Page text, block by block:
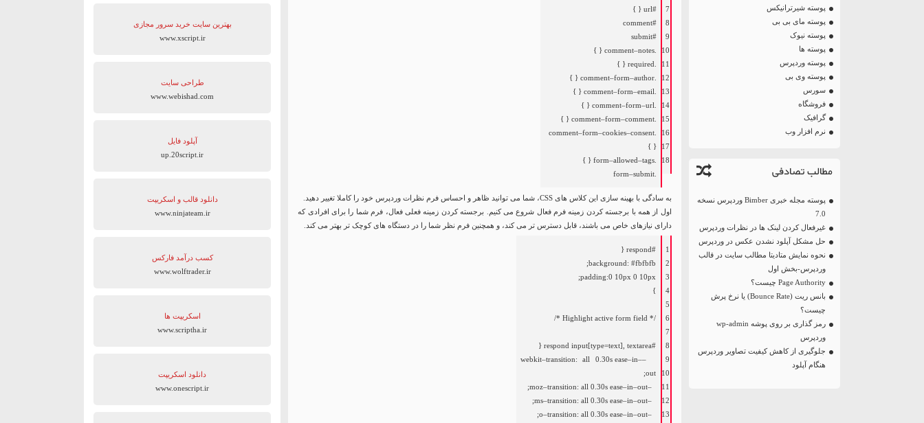
پوسته شیرترانیکس
پوسته مای بی بی
پوسته نیوک
پوسته ها
پوسته وردپرس
پوسته وی بی
سورس
فروشگاه
گرافیک
نرم افزار وب
مطالب تصادفی
پوسته مجله خبری Bimber وردپرس نسخه
7.0
غیرفعال کردن لینک ها در نظرات وردپرس
حل مشکل آپلود نشدن عکس در وردپرس
نحوه نمایش متادیتا مطالب سایت در قالب
وردپرس-بخش اول
Page Authority چیست؟
بانس ریت (Bounce Rate) یا نرخ پرش
چیست؟
رمز گذاری بر روی پوشه wp-admin
وردپرس
جلوگیری از کاهش کیفیت تصاویر وردپرس
هنگام آپلود
7
8
9
10
11
12
13
14
15
16
17
18
#url { }
#comment
#submit
comment–notes
{
}
required
{
}
comment–form–author
{
}
comment–form–email
{
}
comment–form–url
{
}
comment–form–comment
{
}
comment–form–cookies–consent
{
}
form–allowed–tags
{
}
form–submit
به سادگی با بهینه سازی این کلاس های CSS، شما می توانید ظاهر و احساس فرم نظرات وردپرس خود را کاملا تغییر دهید.
اول از همه با برجسته کردن زمینه فرم فعال شروع می کنیم. برجسته کردن زمینه فعلی فعال، فرم شما را برای افرادی که
دارای نیازهای خاص می باشند، قابل دسترس تر می کند، و همچنین فرم نظر شما را در دستگاه های کوچک تر بهتر می کند.
1
2
3
4
5
6
7
8
9
10
11
12
13
#respond {
background: #fbfbfb;
padding:0 10px 0 10px
;
}
/* Highlight active form field */
#respond input[type=text], textarea {
–
webkit–transition: all 0.30s ease–in–
out
;
–
moz–transition: all 0.30s ease–in–out
;
–
ms–transition: all 0.30s ease–in–out
;
–
o–transition: all 0.30s ease–in–out
;
بهترین سایت‌ خرید سرور مجازی
www.xscript.ir
طراحی سایت
www.webishad.com
آپلود فایل
up.20script.ir
دانلود قالب و اسکریپت
www.ninjateam.ir
کسب درآمد فارکس
www.wolftrader.ir
اسکریپت ها
www.scriptha.ir
دانلود اسکریپت
www.onescript.ir